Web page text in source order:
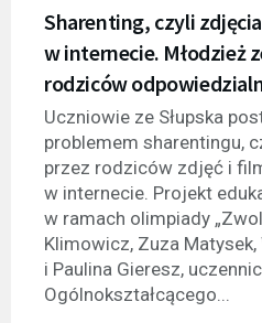
Sharenting, czyli
w internecie. Młodzież
rodziców
Uczniowie ze Słupska
problemem sharentingu,
przez rodziców zdjęć i
w internecie. Projekt
w ramach olimpiady
Klimowicz, Zuza
i Paulina Gieresz,
Ogólnokształcącego...